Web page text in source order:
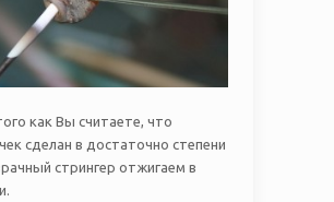
как Вы считаете, что
сделан в достаточно степени
стрингер отжигаем в